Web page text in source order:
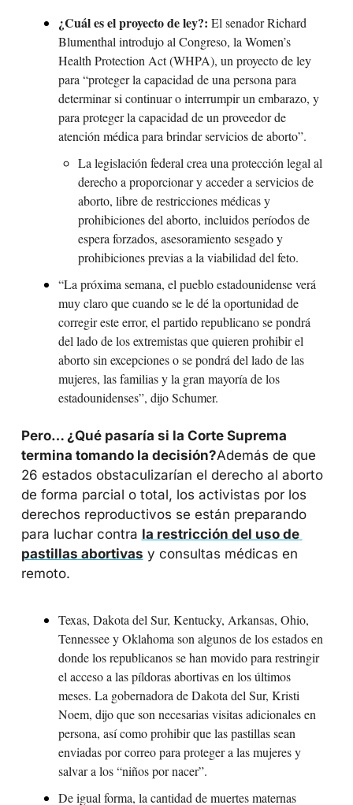
¿Cuál es el proyecto de ley?: El senador Richard
Blumenthal introdujo al Congreso, la Women’s
Health Protection Act (WHPA), un proyecto de ley
para “proteger la capacidad de una persona para
determinar si continuar o interrumpir un embarazo, y
para proteger la capacidad de un proveedor de
atención médica para brindar servicios de aborto”.
La legislación federal crea una protección legal al
derecho a proporcionar y acceder a servicios de
aborto, libre de restricciones médicas y
prohibiciones del aborto, incluidos períodos de
espera forzados, asesoramiento sesgado y
prohibiciones previas a la viabilidad del feto.
“La próxima semana, el pueblo estadounidense verá
muy claro que cuando se le dé la oportunidad de
corregir este error, el partido republicano se pondrá
del lado de los extremistas que quieren prohibir el
aborto sin excepciones o se pondrá del lado de las
mujeres, las familias y la gran mayoría de los
estadounidenses”, dijo Schumer.
Pero… ¿Qué pasaría si la Corte Suprema
termina tomando la decisión?Además de que
26 estados obstaculizarían el derecho al aborto
de forma parcial o total, los activistas por los
derechos reproductivos se están preparando
para luchar contra la restricción del uso de
pastillas abortivas y consultas médicas en
remoto.
Texas, Dakota del Sur, Kentucky, Arkansas, Ohio,
Tennessee y Oklahoma son algunos de los estados en
donde los republicanos se han movido para restringir
el acceso a las píldoras abortivas en los últimos
meses. La gobernadora de Dakota del Sur, Kristi
Noem, dijo que son necesarias visitas adicionales en
persona, así como prohibir que las pastillas sean
enviadas por correo para proteger a las mujeres y
salvar a los “niños por nacer”.
De igual forma, la cantidad de muertes maternas